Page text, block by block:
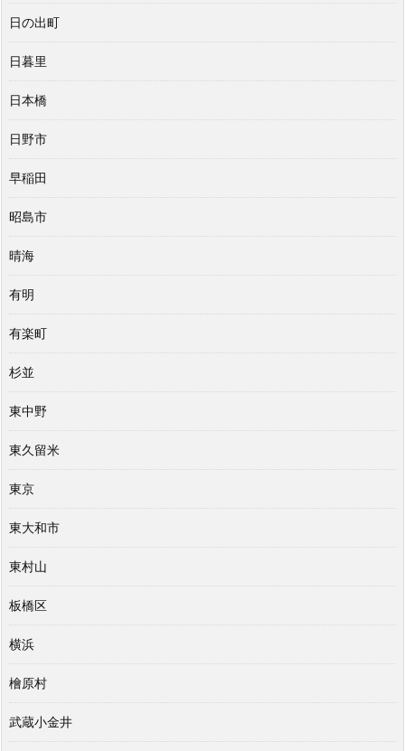
日の出町
日暮里
日本橋
日野市
早稲田
昭島市
晴海
有明
有楽町
杉並
東中野
東久留米
東京
東大和市
東村山
板橋区
横浜
檜原村
武蔵小金井